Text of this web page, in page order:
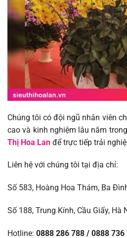
Chúng tôi có đội ngũ nhân viên
cao và kinh nghiệm lâu năm
Thị Hoa Lan để trực tiếp trải
Liên hệ với chúng tôi tại địa chỉ:
Số 583, Hoàng Hoa Thám, Ba
Số 188, Trung Kính, Cầu Giấy, Hà
Hotline: 0888 286 788 / 0888 736